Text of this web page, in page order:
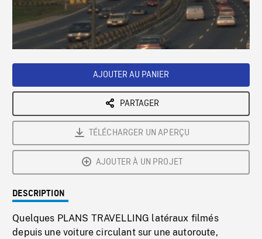
/ Loaded
Playback
AJOUTER AU PANIER
PARTAGER
TÉLÉCHARGER UN APERÇU
AJOUTER À UN PROJET
DESCRIPTION
Quelques PLANS TRAVELLING latéraux filmés
depuis une voiture circulant sur une autoroute,